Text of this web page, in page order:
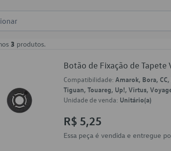
3 produtos.
Botão de Fixação de Tapete
Compatibilidade: Amarok, Bora,
Tiguan, Touareg, Up!, Virtus,
Unidade de venda: Unitário(a)
R$ 5,25
Essa peça é vendida e entregue